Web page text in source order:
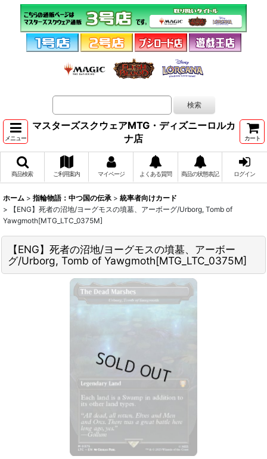
メニュー
マスターズスクウェアMTG・ディズニーロルカ
ナ店
カート
商品検索 ご利用案内 マイページ よくある質問 商品の状態表記 ログイン
ホーム > 指輪物語：中つ国の伝承 > 統率者向けカード
>
【ENG】死者の沼地/ヨーグモスの墳墓、アーボーグ/Urborg, Tomb of
Yawgmoth[MTG_LTC_0375M]
【ENG】死者の沼地/ヨーグモスの墳墓、アーボー
グ/Urborg, Tomb of Yawgmoth[MTG_LTC_0375M]